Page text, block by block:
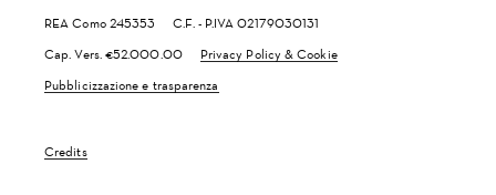
REA Como 245353
C.F. - P.IVA 02179030131
Cap. Vers. €52.000.00
Privacy Policy & Cookie
Pubblicizzazione e trasparenza
Credits